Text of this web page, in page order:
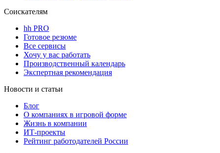
Соискателям
hh PRO
Готовое резюме
Все сервисы
Хочу у вас работать
Производственный календарь
Экспертная рекомендация
Новости и статьи
Блог
О компаниях в игровой форме
Жизнь в компании
ИТ-проекты
Рейтинг работодателей России